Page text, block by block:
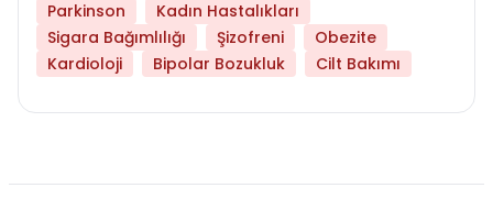
Parkinson
Kadın Hastalıkları
Sigara Bağımlılığı
Şizofreni
Obezite
Kardioloji
Bipolar Bozukluk Cilt Bakımı